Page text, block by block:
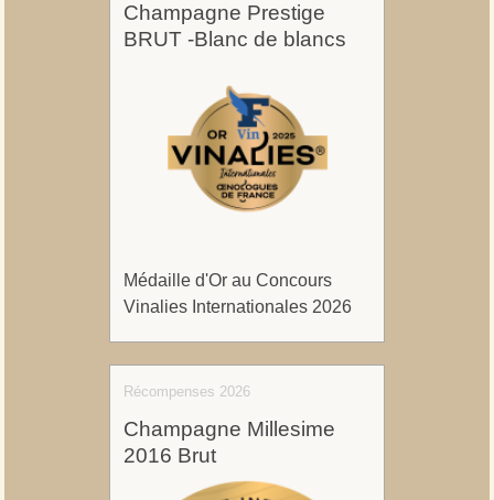
Champagne Prestige
BRUT -Blanc de blancs
Médaille d'Or au Concours
Vinalies Internationales 2026
Récompenses 2026
Champagne Millesime
2016 Brut